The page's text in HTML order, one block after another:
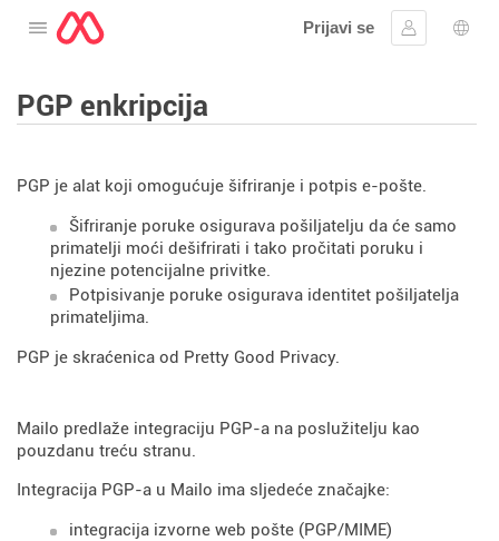
Otvorite izbornik
Prijavi se
Prijaviti se
PGP enkripcija
PGP je alat koji omogućuje šifriranje i potpis e-pošte.
Šifriranje poruke osigurava pošiljatelju da će samo
primatelji moći dešifrirati i tako pročitati poruku i
njezine potencijalne privitke.
Potpisivanje poruke osigurava identitet pošiljatelja
primateljima.
PGP je skraćenica od Pretty Good Privacy.
Mailo predlaže integraciju PGP-a na poslužitelju kao
pouzdanu treću stranu.
Integracija PGP-a u Mailo ima sljedeće značajke:
integracija izvorne web pošte (PGP/MIME)